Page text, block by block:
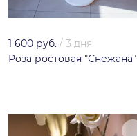
1 600 руб. / 3 дня
Роза ростовая "Снежана"